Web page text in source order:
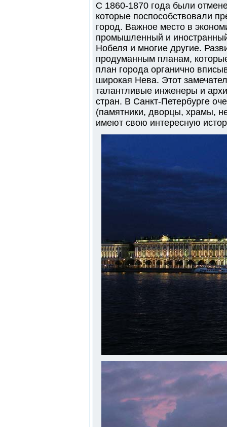
С 1860-1870 года были
которые поспособствовали
город. Важное место в
промышленный и
Нобеля и многие другие.
продуманным планам,
план города органично
широкая Нева. Этот
талантливые инженеры и
стран. В Санкт-Петербурге
(памятники, дворцы, храмы,
имеют свою интересную